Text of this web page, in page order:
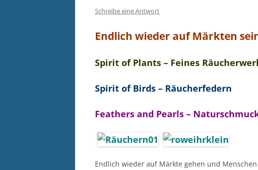
Schreibe eine Antwort
Endlich wieder auf Märkten
Spirit of Plants – Feines
Spirit of Birds – Räucherfedern
Feathers and Pearls –
Endlich wieder auf Märkte gehen und